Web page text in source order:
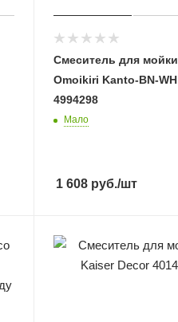
Смеситель для мойки
Omoikiri Kanto-BN-WH
4994298
Мало
1 608руб./шт